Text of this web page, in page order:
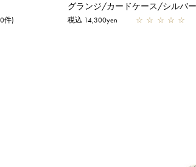
件)
グランジ/カードケース/シルバー
税込 14,300yen ☆ ☆ ☆ ☆ ☆